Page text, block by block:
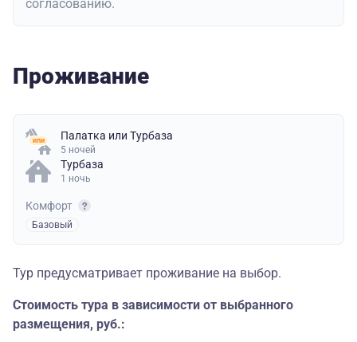
согласованию.
Проживание
Палатка или Турбаза
5 ночей
Турбаза
1 ночь
Комфорт
Базовый
Тур предусматривает проживание на выбор.
Стоимость тура в зависимости от выбранного
размещения, руб.: